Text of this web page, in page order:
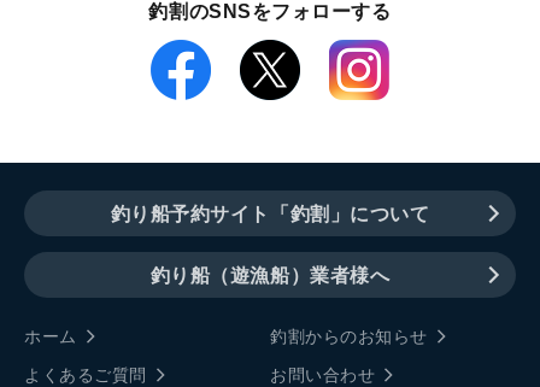
釣割のSNSをフォローする
釣り船予約サイト「釣割」について
釣り船（遊漁船）業者様へ
ホーム
釣割からのお知らせ
よくあるご質問
お問い合わせ